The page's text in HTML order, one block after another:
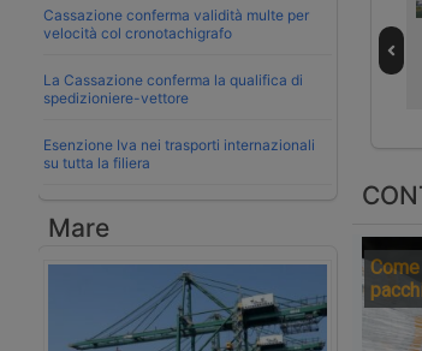
Cassazione conferma validità multe per
velocità col cronotachigrafo
La Cassazione conferma la qualifica di
spedizioniere-vettore
Esenzione Iva nei trasporti internazionali
su tutta la filiera
Mare
treno “smart” da
Milano a Catania
trasporto e dalla
logistica – 1 aprile